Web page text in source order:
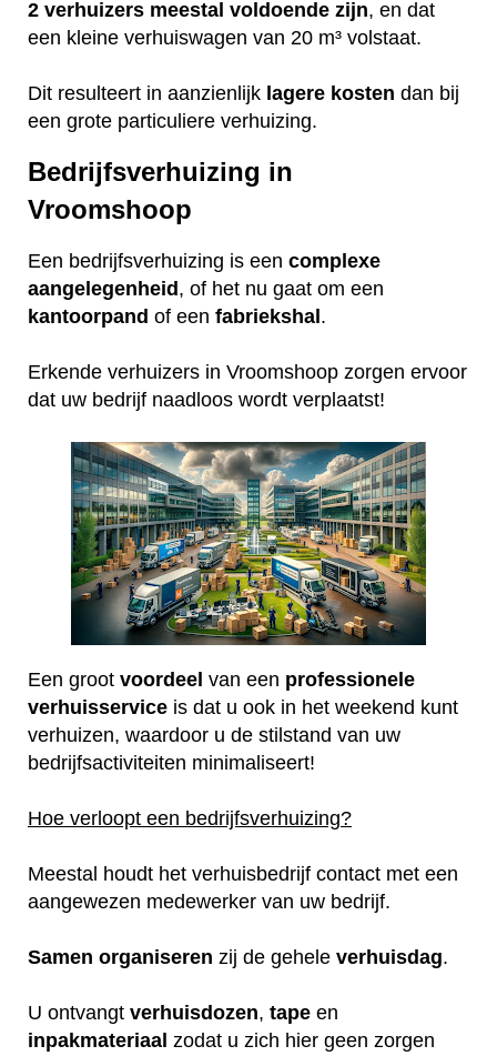
2 verhuizers meestal voldoende zijn, en dat
een kleine verhuiswagen van 20 m³ volstaat.
Dit resulteert in aanzienlijk lagere kosten dan bij
een grote particuliere verhuizing.
Bedrijfsverhuizing in
Vroomshoop
Een bedrijfsverhuizing is een complexe
aangelegenheid , of het nu gaat om een
kantoorpand of een fabriekshal .
Erkende verhuizers in Vroomshoop zorgen ervoor
dat uw bedrijf naadloos wordt verplaatst!
Een groot voordeel van een professionele
verhuisservice is dat u ook in het weekend kunt
verhuizen, waardoor u de stilstand van uw
bedrijfsactiviteiten minimaliseert!
Hoe verloopt een bedrijfsverhuizing?
Meestal houdt het verhuisbedrijf contact met een
aangewezen medewerker van uw bedrijf.
Samen organiseren zij de gehele verhuisdag.
U ontvangt verhuisdozen, tape en
inpakmateriaal zodat u zich hier geen zorgen